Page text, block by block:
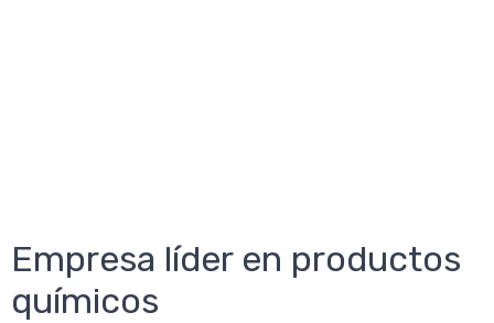
Empresa líder en productos
químicos